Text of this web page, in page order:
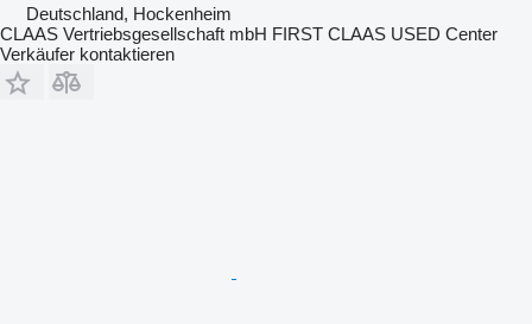
Deutschland, Hockenheim
CLAAS Vertriebsgesellschaft mbH FIRST CLAAS USED Center
Verkäufer kontaktieren